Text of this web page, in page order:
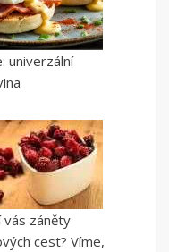
univerzální
vás záněty
cest? Víme,